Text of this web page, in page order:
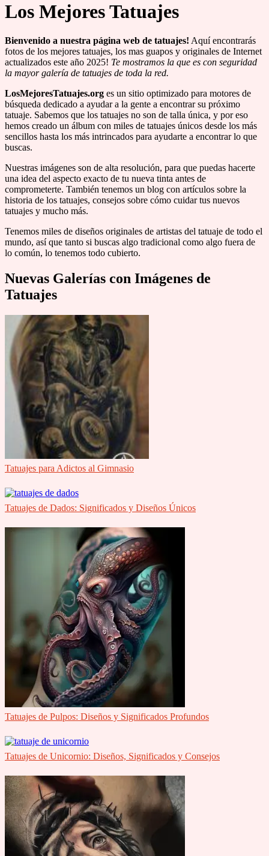
Los Mejores Tatuajes
Bienvenido a nuestra página web de tatuajes! Aquí encontrarás
fotos de los mejores tatuajes, los mas guapos y originales de Internet
actualizados este año 2025! Te mostramos la que es con seguridad
la mayor galería de tatuajes de toda la red.
LosMejoresTatuajes.org es un sitio optimizado para motores de
búsqueda dedicado a ayudar a la gente a encontrar su próximo
tatuaje. Sabemos que los tatuajes no son de talla única, y por eso
hemos creado un álbum con miles de tatuajes únicos desde los más
sencillos hasta los más intrincados para ayudarte a encontrar lo que
buscas.
Nuestras imágenes son de alta resolución, para que puedas hacerte
una idea del aspecto exacto de tu nueva tinta antes de
comprometerte. También tenemos un blog con artículos sobre la
historia de los tatuajes, consejos sobre cómo cuidar tus nuevos
tatuajes y mucho más.
Tenemos miles de diseños originales de artistas del tatuaje de todo el
mundo, así que tanto si buscas algo tradicional como algo fuera de
lo común, lo tenemos todo cubierto.
Nuevas Galerías con Imágenes de
Tatuajes
Tatuajes para Adictos al Gimnasio
Tatuajes de Dados: Significados y Diseños Únicos
Tatuajes de Pulpos: Diseños y Significados Profundos
Tatuajes de Unicornio: Diseños, Significados y Consejos